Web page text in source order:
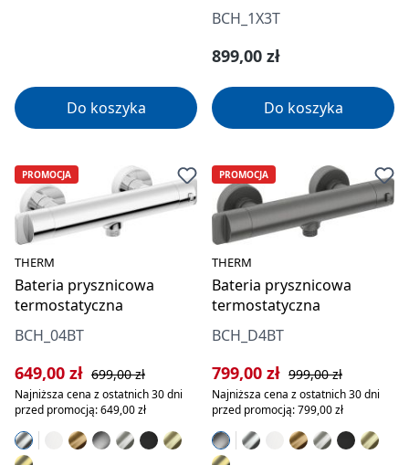
Do koszyka
BCH_1X3T
Cena regularna:
899,00 zł
Do koszyka
PROMOCJA
THERM
Bateria prysznicowa
termostatyczna
BCH_04BT
Cena sprzedaży:
649,00 zł Cena regularna:
699,00 zł
Najniższa cena z ostatnich 30 dni
przed promocją: 649,00 zł
PROMOCJA
THERM
Bateria prysznicowa
termostatyczna
BCH_D4BT
Cena sprzedaży:
799,00 zł Cena regularna:
999,00 zł
Najniższa cena z ostatnich 30 dni
przed promocją: 799,00 zł